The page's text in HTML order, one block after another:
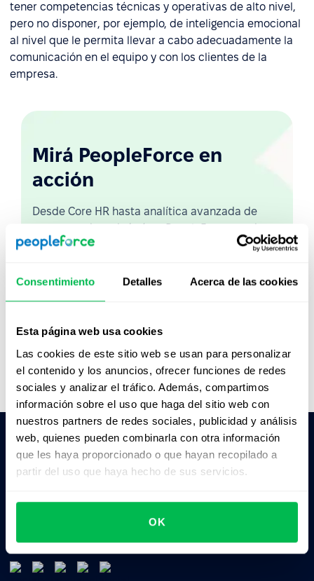
Consentimiento Detalles Acerca de las cookies
Esta página web usa cookies
Las cookies de este sitio web se usan para personalizar
el contenido y los anuncios, ofrecer funciones de redes
sociales y analizar el tráfico. Además, compartimos
información sobre el uso que haga del sitio web con
nuestros partners de redes sociales, publicidad y análisis
web, quienes pueden combinarla con otra información
que les haya proporcionado o que hayan recopilado a
partir del uso que haya hecho de sus servicios.
OK
tener competencias técnicas y operativas de alto nivel,
pero no disponer, por ejemplo, de inteligencia emocional
al nivel que le permita llevar a cabo adecuadamente la
comunicación en el equipo y con los clientes de la
empresa.
Mirá PeopleForce en
acción
Desde Core HR hasta analítica avanzada de
personas, descubrí cómo PeopleForce ayuda a
los equipos a automatizar procesos y ahorrar
Pedile a la IA un resumen de PeopleForce:
ChatGPT
Claude Perplexity
Business driven. People focused.